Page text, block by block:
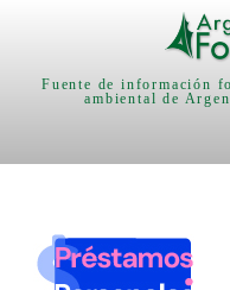
Fuente de información
ambiental de